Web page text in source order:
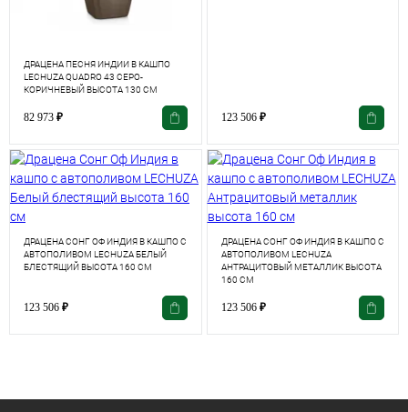
ДРАЦЕНА ПЕСНЯ ИНДИИ В КАШПО
LECHUZA QUADRO 43 СЕРО-
КОРИЧНЕВЫЙ ВЫСОТА 130 СМ
82 973 ₽ 123 506 ₽
ДРАЦЕНА СОНГ ОФ ИНДИЯ В КАШПО С
АВТОПОЛИВОМ LECHUZA БЕЛЫЙ
БЛЕСТЯЩИЙ ВЫСОТА 160 СМ
123 506 ₽
ДРАЦЕНА СОНГ ОФ ИНДИЯ В КАШПО С
АВТОПОЛИВОМ LECHUZA
АНТРАЦИТОВЫЙ МЕТАЛЛИК ВЫСОТА
160 СМ
123 506 ₽